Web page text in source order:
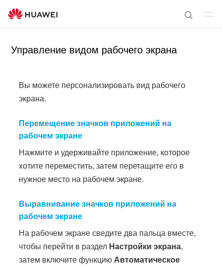
От
Управление видом рабочего экрана
Вы можете персонализировать вид рабочего
экрана.
Перемещение значков приложений на
рабочем экране
Нажмите и удерживайте приложение, которое
хотите переместить, затем перетащите его в
нужное место на рабочем экране.
Выравнивание значков приложений на
рабочем экране
На рабочем экране сведите два пальца вместе,
чтобы перейти в раздел Настройки экрана,
затем включите функцию Автоматическое